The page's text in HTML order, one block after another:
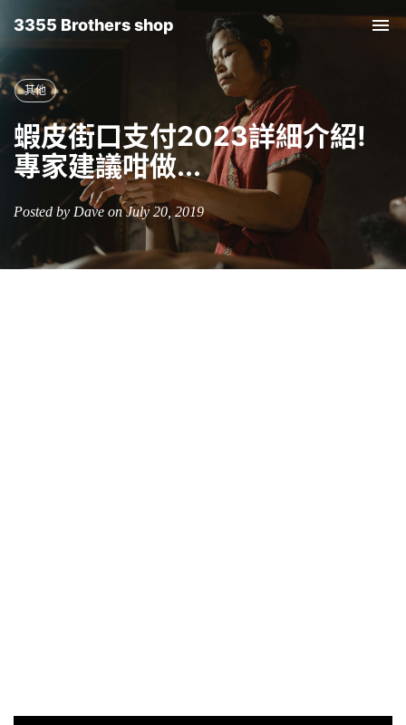
3355 Brothers shop
其他
蝦皮街口支付2023詳細介紹!
專家建議咁做...
Posted by Dave on July 20, 2019